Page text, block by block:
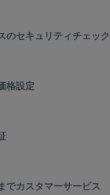
のセキュリティチェック
格設定
でカスタマーサービス